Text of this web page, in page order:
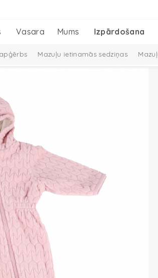
Vasara Mums Izpārdošana
Mazuļu ietinamās sedziņas